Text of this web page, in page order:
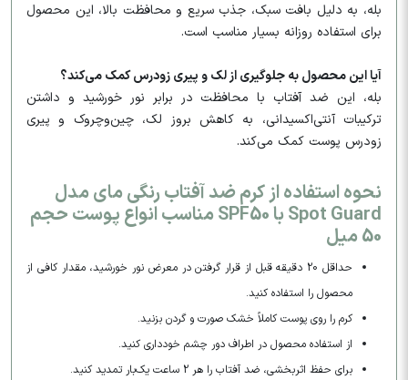
بله، به دلیل بافت سبک، جذب سریع و محافظت بالا، این محصول
برای استفاده روزانه بسیار مناسب است.
آیا این محصول به جلوگیری از لک و پیری زودرس کمک می‌کند؟
بله، این ضد آفتاب با محافظت در برابر نور خورشید و داشتن
ترکیبات آنتی‌اکسیدانی، به کاهش بروز لک، چین‌وچروک و پیری
زودرس پوست کمک می‌کند.
نحوه استفاده از کرم ضد آفتاب رنگی مای مدل
Spot Guard با SPF50 مناسب انواع پوست حجم
50 میل
حداقل 20 دقیقه قبل از قرار گرفتن در معرض نور خورشید، مقدار کافی از
محصول را استفاده کنید.
کرم را روی پوست کاملاً خشک صورت و گردن بزنید.
از استفاده محصول در اطراف دور چشم خودداری کنید.
برای حفظ اثربخشی، ضد آفتاب را هر 2 ساعت یک‌بار تمدید کنید.